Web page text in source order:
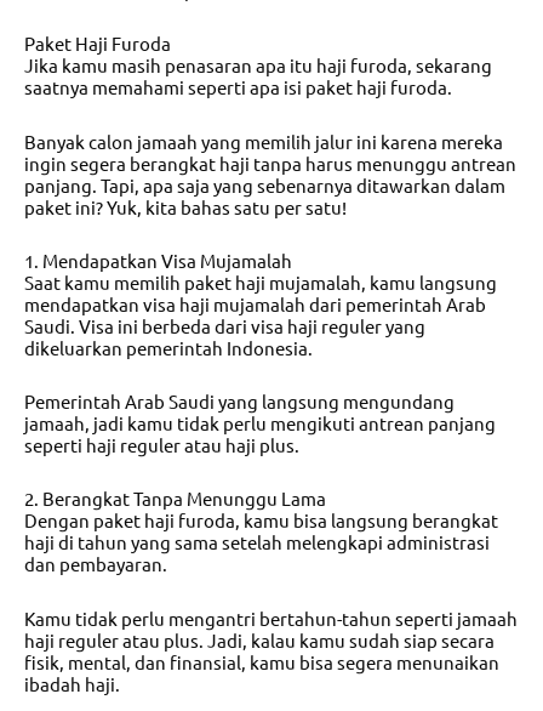
Paket Haji Furoda
Jika kamu masih penasaran apa itu haji furoda, sekarang
saatnya memahami seperti apa isi paket haji furoda.
Banyak calon jamaah yang memilih jalur ini karena mereka
ingin segera berangkat haji tanpa harus menunggu antrean
panjang. Tapi, apa saja yang sebenarnya ditawarkan dalam
paket ini? Yuk, kita bahas satu per satu!
1. Mendapatkan Visa Mujamalah
Saat kamu memilih paket haji mujamalah, kamu langsung
mendapatkan visa haji mujamalah dari pemerintah Arab
Saudi. Visa ini berbeda dari visa haji reguler yang
dikeluarkan pemerintah Indonesia.
Pemerintah Arab Saudi yang langsung mengundang
jamaah, jadi kamu tidak perlu mengikuti antrean panjang
seperti haji reguler atau haji plus.
2. Berangkat Tanpa Menunggu Lama
Dengan paket haji furoda, kamu bisa langsung berangkat
haji di tahun yang sama setelah melengkapi administrasi
dan pembayaran.
Kamu tidak perlu mengantri bertahun-tahun seperti jamaah
haji reguler atau plus. Jadi, kalau kamu sudah siap secara
fisik, mental, dan finansial, kamu bisa segera menunaikan
ibadah haji.